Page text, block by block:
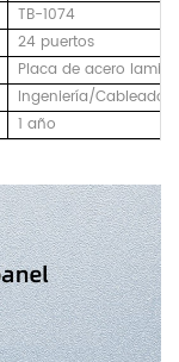
TB-1074
24 puertos
Placa de acero
Ingeniería/Cableado
1 año